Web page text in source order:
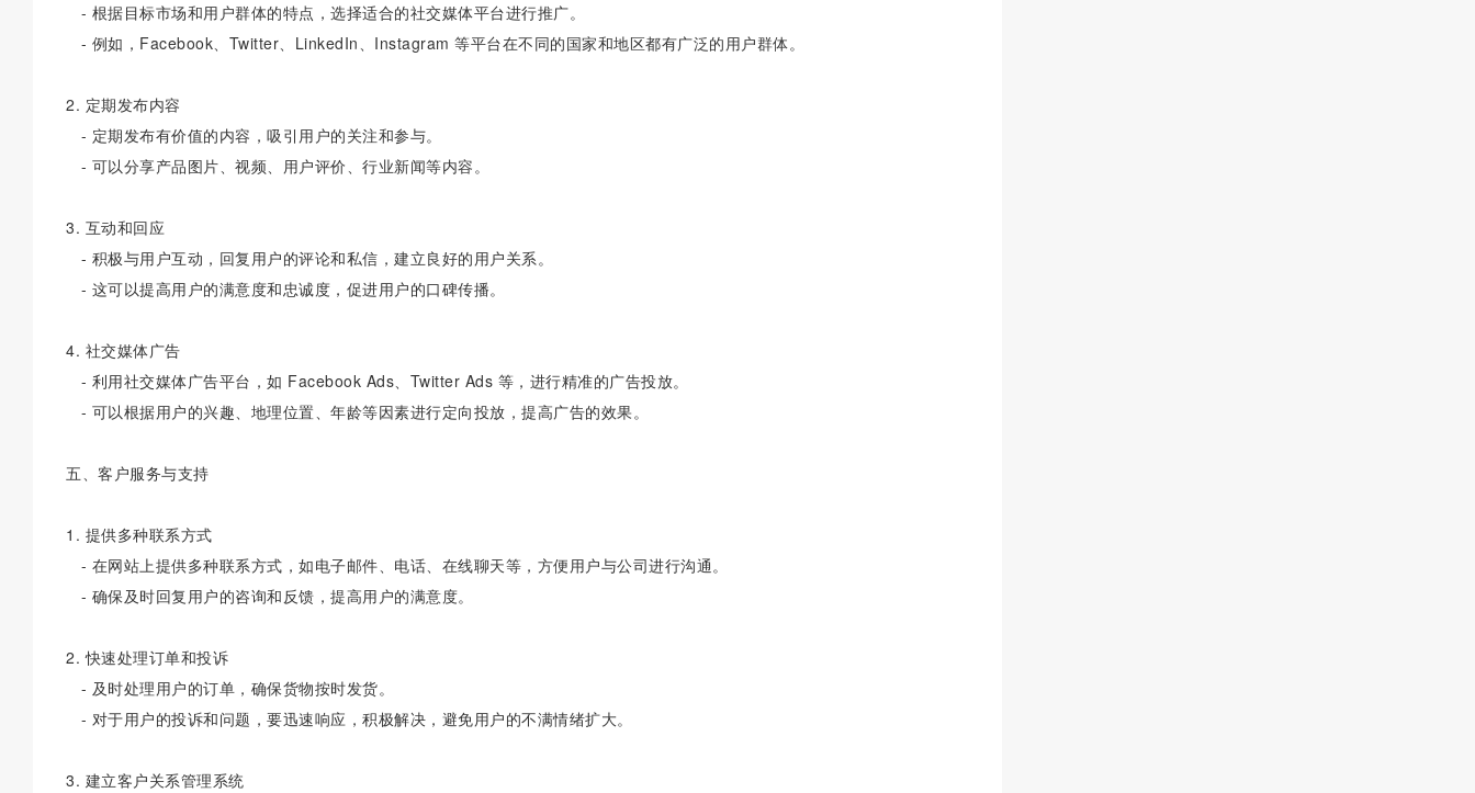
- 根据目标市场和用户群体的特点，选择适合的社交媒体平台进行推广。
- 例如，Facebook、Twitter、LinkedIn、Instagram 等平台在不同的国家和地区都有广泛的用户群体。
2. 定期发布内容
- 定期发布有价值的内容，吸引用户的关注和参与。
- 可以分享产品图片、视频、用户评价、行业新闻等内容。
3. 互动和回应
- 积极与用户互动，回复用户的评论和私信，建立良好的用户关系。
- 这可以提高用户的满意度和忠诚度，促进用户的口碑传播。
4. 社交媒体广告
- 利用社交媒体广告平台，如 Facebook Ads、Twitter Ads 等，进行精准的广告投放。
- 可以根据用户的兴趣、地理位置、年龄等因素进行定向投放，提高广告的效果。
五、客户服务与支持
1. 提供多种联系方式
- 在网站上提供多种联系方式，如电子邮件、电话、在线聊天等，方便用户与公司进行沟通。
- 确保及时回复用户的咨询和反馈，提高用户的满意度。
2. 快速处理订单和投诉
- 及时处理用户的订单，确保货物按时发货。
- 对于用户的投诉和问题，要迅速响应，积极解决，避免用户的不满情绪扩大。
3. 建立客户关系管理系统